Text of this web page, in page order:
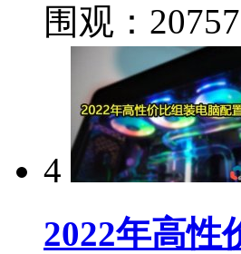
围观：
4
2022年高性